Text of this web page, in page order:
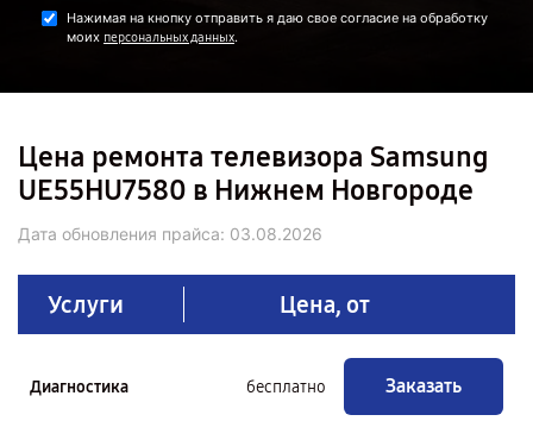
Нажимая на кнопку отправить я даю свое согласие на обработку
моих персональных данных.
Цена ремонта телевизора Samsung
UE55HU7580 в Нижнем Новгороде
Дата обновления прайса: 03.08.2026
Услуги Цена, от
Диагностика бесплатно Заказать